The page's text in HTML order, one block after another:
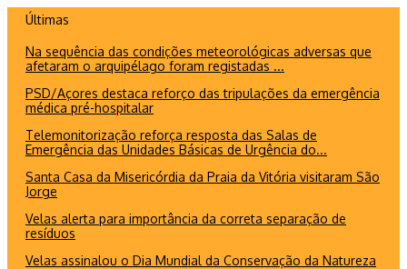
conteúdo
Últimas
Na sequência das condições meteorológicas adversas que
afetaram o arquipélago foram registadas ...
PSD/Açores destaca reforço das tripulações da emergência
médica pré-hospitalar
Telemonitorização reforça resposta das Salas de
Emergência das Unidades Básicas de Urgência do...
Santa Casa da Misericórdia da Praia da Vitória visitaram São
Jorge
Velas alerta para importância da correta separação de
resíduos
Velas assinalou o Dia Mundial da Conservação da Natureza